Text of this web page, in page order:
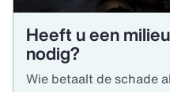
Heeft u een
nodig?
Wie betaalt de schade